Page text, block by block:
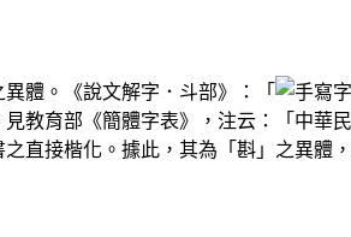
異體。《說文解字．斗部》：「
見教育部《簡體字表》，注云：「中華
直接楷化。據此，其為「斟」之異體